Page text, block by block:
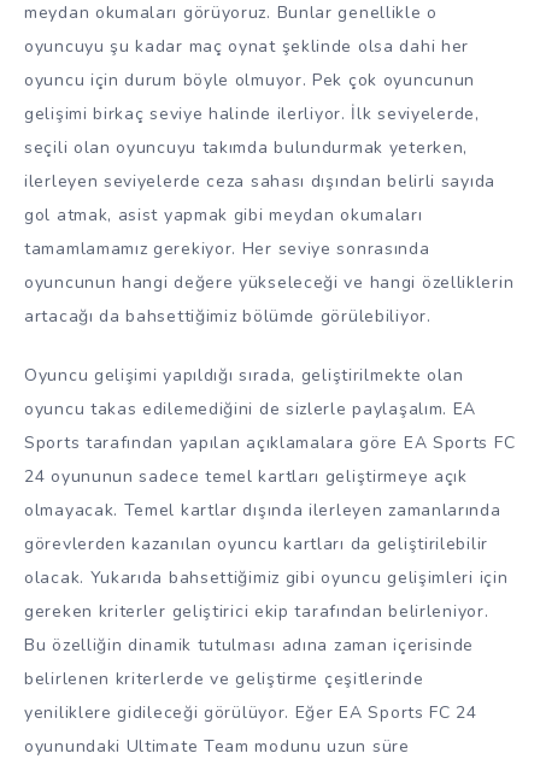
meydan okumaları görüyoruz. Bunlar genellikle o
oyuncuyu şu kadar maç oynat şeklinde olsa dahi her
oyuncu için durum böyle olmuyor. Pek çok oyuncunun
gelişimi birkaç seviye halinde ilerliyor. İlk seviyelerde,
seçili olan oyuncuyu takımda bulundurmak yeterken,
ilerleyen seviyelerde ceza sahası dışından belirli sayıda
gol atmak, asist yapmak gibi meydan okumaları
tamamlamamız gerekiyor. Her seviye sonrasında
oyuncunun hangi değere yükseleceği ve hangi özelliklerin
artacağı da bahsettiğimiz bölümde görülebiliyor.
Oyuncu gelişimi yapıldığı sırada, geliştirilmekte olan
oyuncu takas edilemediğini de sizlerle paylaşalım. EA
Sports tarafından yapılan açıklamalara göre EA Sports FC
24 oyununun sadece temel kartları geliştirmeye açık
olmayacak. Temel kartlar dışında ilerleyen zamanlarında
görevlerden kazanılan oyuncu kartları da geliştirilebilir
olacak. Yukarıda bahsettiğimiz gibi oyuncu gelişimleri için
gereken kriterler geliştirici ekip tarafından belirleniyor.
Bu özelliğin dinamik tutulması adına zaman içerisinde
belirlenen kriterlerde ve geliştirme çeşitlerinde
yeniliklere gidileceği görülüyor. Eğer EA Sports FC 24
oyunundaki Ultimate Team modunu uzun süre